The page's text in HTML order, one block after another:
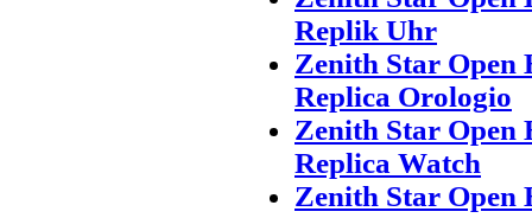
Replik Uhr
Zenith Star Open
Replica Orologio
Zenith Star Open
Replica Watch
Zenith Star Open